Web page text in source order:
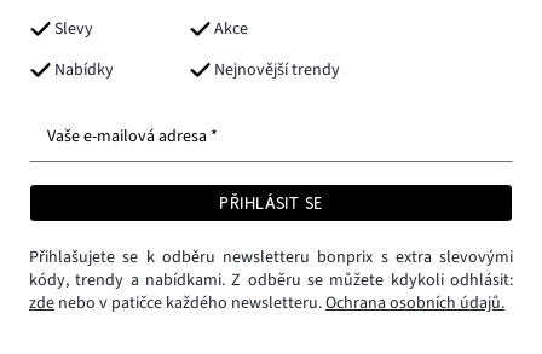
Slevy
Akce
Nabídky
Nejnovější trendy
Vaše e-mailová adresa *
PŘIHLÁSIT SE
Přihlašujete se k odběru newsletteru bonprix s extra slevovými
kódy, trendy a nabídkami. Z odběru se můžete kdykoli odhlásit:
zde nebo v patičce každého newsletteru.Ochrana osobních údajů.